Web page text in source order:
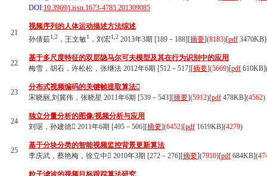
DOI:10.3969/j.issn.1673-4785.201309085
21
视频序列的人体运动描述方法综述
孙倩茹1,2 ，王文敏1 ，刘宏1,2 2013年3期 [189－188][摘要](8183)[pdf 3470KB]
22
基于多尺度特征的双层隐马尔可夫模型及其在行为识别中的应用
梅雪，胡石，许松松，张继法 2012年6期 [512－517][摘要](5669)[pdf 610KB]
23
分布式视频编码的关键帧提取算法
宋晓丽,刘冀伟，张晓星 2011年6期 [539－543][摘要](5912)[pdf 478KB](4562)
24
独立分量分析的图像/视频分析与应用
刘琚，孙建德 2011年6期 [495－506][摘要](6452)[pdf 1619KB](4279)
25
基于分块分类的智能视频监控背景更新算法
李庆武，蔡艳梅，徐立中 2010年3期 [272－276][摘要](7910)[pdf 684KB](
粒子滤波的视频目标跟踪算法研究